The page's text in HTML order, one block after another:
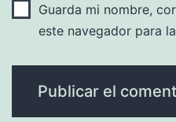
Guarda mi nombre,
este navegador para